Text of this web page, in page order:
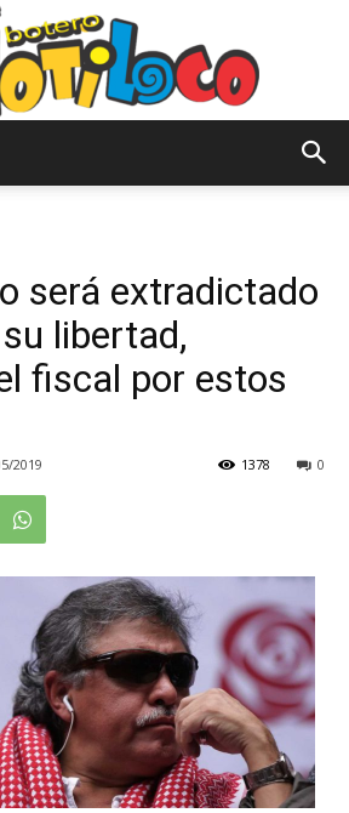
Notiloco
de
será extradictado
libertad,
fiscal por estos
2019 0
1378